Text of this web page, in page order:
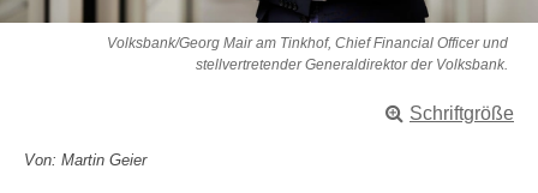
Volksbank/Georg Mair am Tinkhof, Chief Financial Officer und
stellvertretender Generaldirektor der Volksbank.
Schriftgröße
Von: Martin Geier